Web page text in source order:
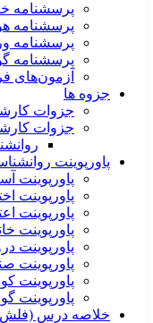
پرسشنامه
پرسشنامه
پرسشنامه
پرسشنامه
آزمون‌های
جزوه ها
جزوات
جزوات
پاورپوینت
پاورپوینت
پاورپوینت
پاورپوینت
پاورپوینت
پاورپوینت
پاورپوینت
پاورپوینت
پاورپوینت
خلاصه درس